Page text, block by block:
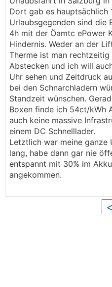
Dort gab es hauptsächlich
Urlaubsgegenden sind die
4h mit der Öamtc ePower
Hindernis. Weder an der
Therme ist man
Abstecken und ich will
Uhr sehen und Zeitdruck
bei den Schnarchladern
Standzeit wünschen.
Boxen finde ich 54ct/kWh
auch keine massive
einem DC Schnelllader.
Letztlich war meine
lang, habe dann gar nie
entspannt mit 30% im
angekommen.
<